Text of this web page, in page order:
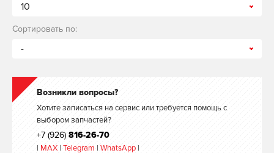
10
Сортировать по:
-
Возникли вопросы?
Хотите записаться на сервис или требуется помощь с
выбором запчастей?
+7 (926) 816-26-70
| MAX | Telegram | WhatsApp |